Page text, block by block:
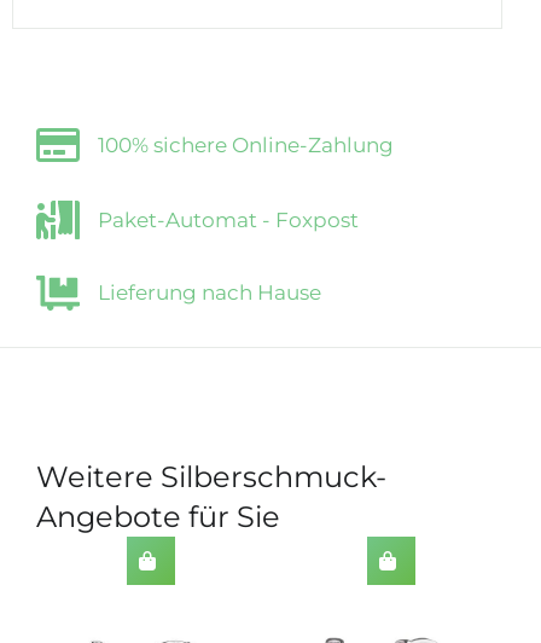
100% sichere Online-Zahlung
Paket-Automat - Foxpost
Lieferung nach Hause
Weitere Silberschmuck-
Angebote für Sie